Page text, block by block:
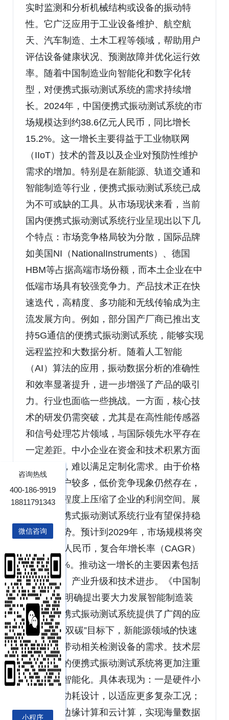
实时监测和分析机械结构或设备的振动特
性。它广泛应用于工业设备维护、航空航
天、汽车制造、土木工程等领域，帮助用户
评估设备健康状况、预测故障并优化运行效
率。随着中国制造业向智能化和数字化转
型，对便携式振动测试系统的需求持续增
长。2024年，中国便携式振动测试系统的市
场规模达到约38.6亿元人民币，同比增长
15.2%。这一增长主要得益于工业物联网
（IIoT）技术的普及以及企业对预防性维护
需求的增加。特别是在新能源、轨道交通和
智能制造等行业，便携式振动测试系统已成
为不可或缺的工具。从市场现状来看，当前
国内便携式振动测试系统行业呈现出以下几
个特点：市场竞争格局较为分散，国际品牌
如美国NI（NationalInstruments）、德国
HBM等占据高端市场份额，而本土企业在中
低端市场具有较强竞争力。产品技术正在快
速迭代，高精度、多功能和无线传输成为主
流发展方向。例如，部分国产厂商已推出支
持5G通信的便携式振动测试系统，能够实现
远程监控和大数据分析。随着人工智能
（AI）算法的应用，振动数据分析的准确性
和效率显著提升，进一步增强了产品的吸引
力。行业也面临一些挑战。一方面，核心技
术的研发仍需突破，尤其是在高性能传感器
和信号处理芯片领域，与国际领先水平存在
一定差距。中小企业在资金和技术积累方面
相对薄弱，难以满足定制化需求。由于价格
敏感型客户较多，低价竞争现象仍然存在，
这在一定程度上压缩了企业的利润空间。展
望中国便携式振动测试系统行业有望保持稳
健增长态势。预计到2029年，市场规模将突
破80亿元人民币，复合年增长率（CAGR）
约为13.8%。推动这一增长的主要因素包括
政策支持、产业升级和技术进步。《中国制
造2025》明确提出要大力发展智能制造装
备，为便携式振动测试系统提供了广阔的应
用场景。“双碳”目标下，新能源领域的快速
发展也将带动相关检测设备的需求。技术层
面，未来的便携式振动测试系统将更加注重
集成化和智能化。具体表现为：一是硬件小
型化与低功耗设计，以适应更多复杂工况；
二是结合边缘计算和云计算，实现海量数据
咨询热线
400-186-9919
18811791343
微信咨询
小程序